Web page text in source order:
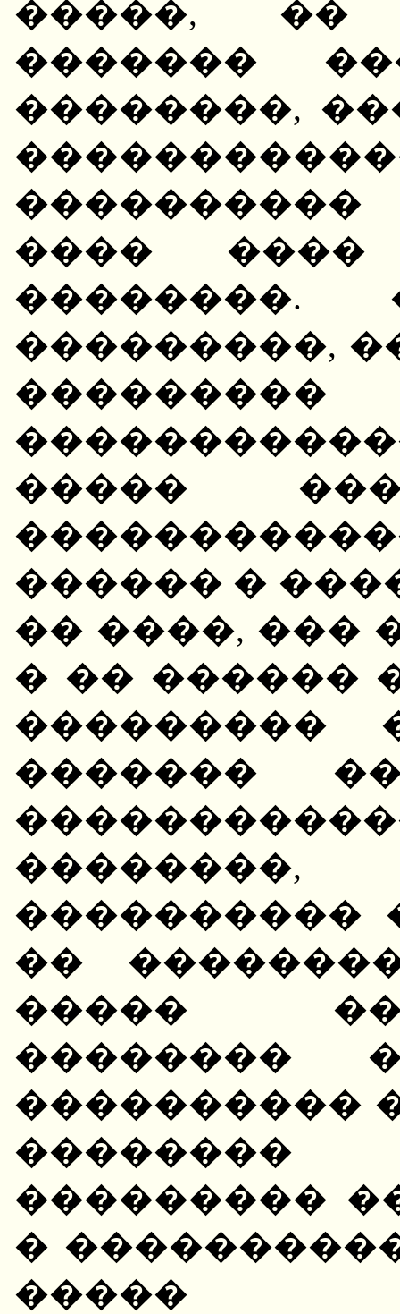
�����, ��
�������
��������,
���� ����
��������.
���������,
�����
������ �
�� ����, ���
� �� ������
���������
�������
����������
��
�����
��������
����������
���������
�
�����